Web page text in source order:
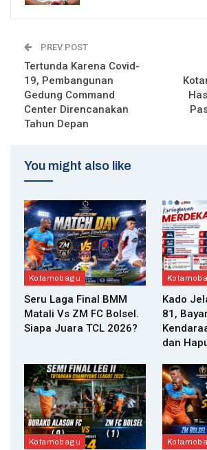
PREV POST
Tertunda Karena Covid-
19, Pembangunan
Gedung Command
Center Direncanakan
Tahun Depan
You might also like
Kotamobagu
Seru Laga Final BMM
Matali Vs ZM FC Bolsel.
Siapa Juara TCL 2026?
Kado
81,
dan
Kotamobagu